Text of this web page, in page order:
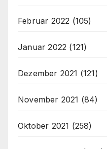
Februar 2022 (105)
Januar 2022 (121)
Dezember 2021 (121)
November 2021 (84)
Oktober 2021 (258)